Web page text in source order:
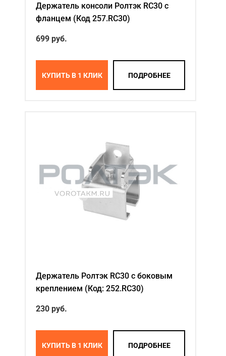
Держатель консоли Ролтэк RC30 с
фланцем (Код 257.RC30)
699 руб.
КУПИТЬ В 1 КЛИК ПОДРОБНЕЕ
Держатель Ролтэк RC30 с боковым
креплением (Код: 252.RC30)
230 руб.
КУПИТЬ В 1 КЛИК ПОДРОБНЕЕ